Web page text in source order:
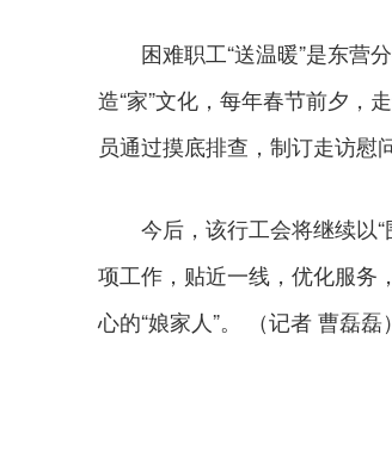
困难职工“送温暖”是东营分
造“家”文化，每年春节前夕，
员通过摸底排查，制订走访慰
今后，该行工会将继续以“
项工作，贴近一线，优化服务
心的“娘家人”。 （记者 曹磊磊）